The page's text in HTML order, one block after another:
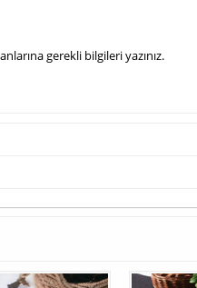
gerekli bilgileri yazınız.